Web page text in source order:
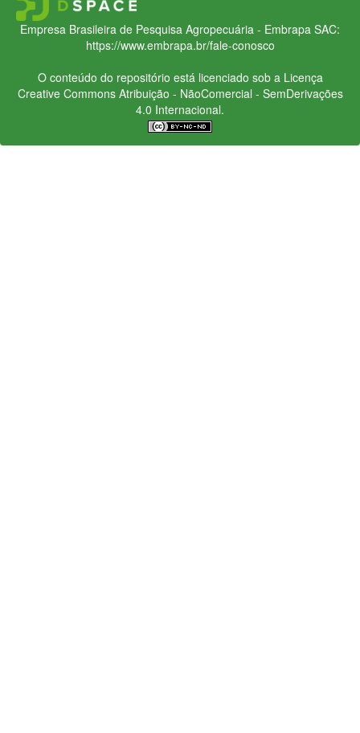
Empresa Brasileira de Pesquisa Agropecuária - Embrapa SAC:
https://www.embrapa.br/fale-conosco
O conteúdo do repositório está licenciado sob a Licença
Creative CommonsAtribuição - NãoComercial - SemDerivações
4.0 Internacional.